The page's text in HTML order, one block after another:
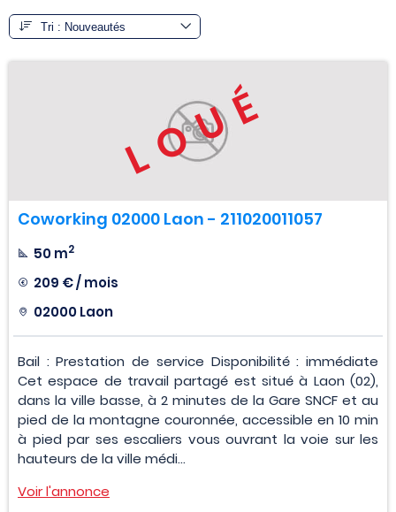
LOUÉ
Coworking 02000 Laon - 211020011057
50 m2
209 € / mois
02000 Laon
Bail : Prestation de service Disponibilité : immédiate
Cet espace de travail partagé est situé à Laon (02),
dans la ville basse, à 2 minutes de la Gare SNCF et au
pied de la montagne couronnée, accessible en 10 min
à pied par ses escaliers vous ouvrant la voie sur les
hauteurs de la ville médi...
Voir l'annonce